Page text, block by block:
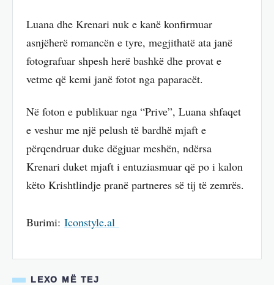
Luana dhe Krenari nuk e kanë konfirmuar
asnjëherë romancën e tyre, megjithatë ata janë
fotografuar shpesh herë bashkë dhe provat e
vetme që kemi janë fotot nga paparacët.
Në foton e publikuar nga “Prive”, Luana shfaqet
e veshur me një pelush të bardhë mjaft e
përqendruar duke dëgjuar meshën, ndërsa
Krenari duket mjaft i entuziasmuar që po i kalon
këto Krishtlindje pranë partneres së tij të zemrës.
Burimi: Iconstyle.al
LEXO MË TEJ